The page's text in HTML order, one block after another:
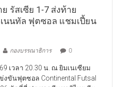
รัสเซีย 1-7 ส่งท้าย
นนทัล ฟุตซอล แชมเปี้ยน
กองบรรณาธิการ 0
เวลา 20.30 น. ณ ยิมเนเซียม
ขันฟุตซอล Continental Futsal